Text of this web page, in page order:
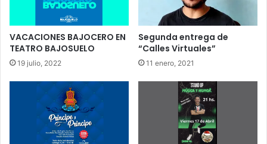
VACACIONES BAJOCERO EN
TEATRO BAJOSUELO
19 julio, 2022
Segunda entrega de
“Calles Virtuales”
11 enero, 2021